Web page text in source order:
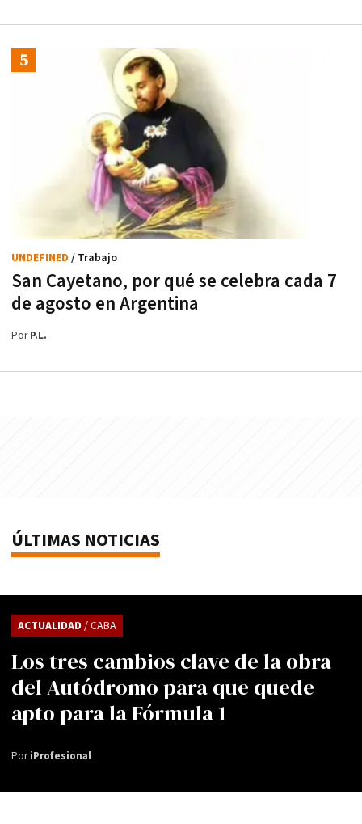
San Cayetano, por qué se celebra cada 7
de agosto en Argentina
UNDEFINED / Trabajo
PorP.L.
ÚLTIMAS NOTICIAS
Los tres cambios clave de la obra
del Autódromo para que quede
apto para la Fórmula 1
ACTUALIDAD / CABA
PoriProfesional